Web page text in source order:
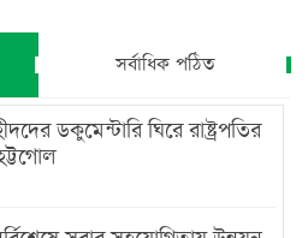
সর্বাধিক পঠিত
ডকুমেন্টারি ঘিরে রাষ্ট্রপতির